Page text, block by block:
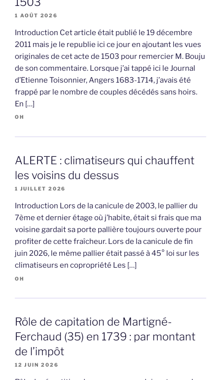
1 AOÛT 2026
Introduction Cet article était publié le 19 décembre
2011 mais je le republie ici ce jour en ajoutant les vues
originales de cet acte de 1503 pour remercier M. Bouju
de son commentaire. Lorsque j’ai tappé ici le Journal
d’Etienne Toisonnier, Angers 1683-1714, j’avais été
frappé par le nombre de couples décédés sans hoirs.
En […]
OH
ALERTE : climatiseurs qui chauffent
les voisins du dessus
1 JUILLET 2026
Introduction Lors de la canicule de 2003, le pallier du
7ème et dernier étage où j’habite, était si frais que ma
voisine gardait sa porte pallière toujours ouverte pour
profiter de cette fraîcheur. Lors de la canicule de fin
juin 2026, le même pallier était passé à 45° loi sur les
climatiseurs en copropriété Les […]
OH
Rôle de capitation de Martigné-
Ferchaud (35) en 1739 : par montant
de l’impôt
12 JUIN 2026